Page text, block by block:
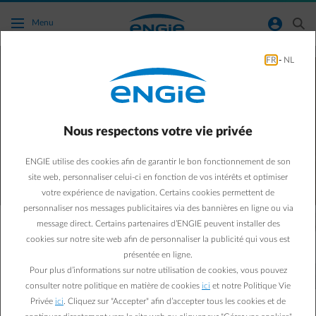
Accéder au contenu principal
Menu normal-account-circle search
À partir de Janvier 2026, il y a
des nouveautés
pour les clients Wallons.
facture ? Tour d'horizon..
Retrouvez les informations selon votre
situation personnelle
material-filter-list Votre situation
FR - NL
Nous respectons votre vie privée
ENGIE utilise des cookies afin de garantir le bon fonctionnement de son
site web, personnaliser celui-ci en fonction de vos intérêts et optimiser
votre expérience de navigation. Certains cookies permettent de
personnaliser nos messages publicitaires via des bannières en ligne ou via
message direct. Certains partenaires d’ENGIE peuvent installer des
cookies sur notre site web afin de personnaliser la publicité qui vous est
présentée en ligne.
Pour plus d’informations sur notre utilisation de cookies, vous pouvez
consulter notre politique en matière de cookies ici et notre Politique Vie
Privée ici . Cliquez sur "Accepter" afin d’accepter tous les cookies et de